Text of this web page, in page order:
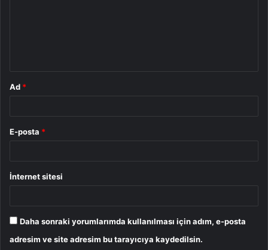
Ad *
E-posta *
İnternet sitesi
Daha sonraki yorumlarımda kullanılması için adım, e-posta
adresim ve site adresim bu tarayıcıya kaydedilsin.